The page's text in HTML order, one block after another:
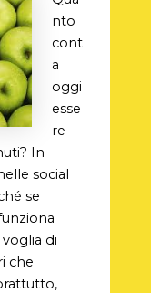
nto
cont
a
oggi
esse
re
In
social
se
di
che